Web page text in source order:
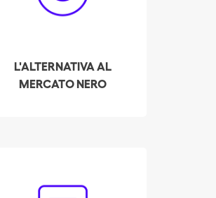
L'ALTERNATIVA AL
MERCATO NERO
uscire dal mercato nero,
con più datori di lavoro.
deve solo decidere la